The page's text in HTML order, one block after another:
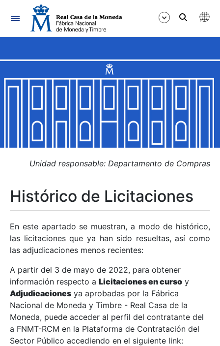
Navegación
Mostrar/Ocultar
Mostrar/Ocultar
Mostrar/Ocultar
Mostrar/Ocultar
Mostrar/Ocultar
Mostrar/Ocultar
Unidad responsable: Departamento de Compras
Histórico de Licitaciones
En este apartado se muestran, a modo de histórico,
las licitaciones que ya han sido resueltas, así como
las adjudicaciones menos recientes:
A partir del 3 de mayo de 2022, para obtener
información respecto a Licitaciones en curso y
Adjudicaciones ya aprobadas por la Fábrica
Nacional de Moneda y Timbre - Real Casa de la
Moneda, puede acceder al perfil del contratante del
a FNMT-RCM en la Plataforma de Contratación del
Sector Público accediendo en el siguiente link: